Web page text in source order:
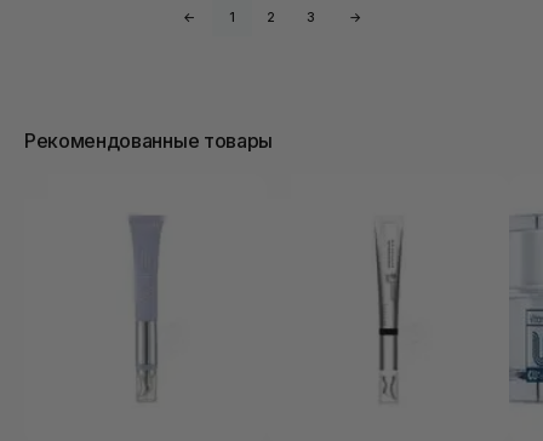
← 1 2 3 →
Рекомендованные товары